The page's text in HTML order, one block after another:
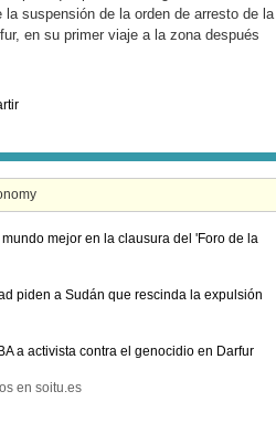
suspensión de la orden de arresto de la
en su primer viaje a la zona después
mejor en la clausura del 'Foro de la
piden a Sudán que rescinda la expulsión
a activista contra el genocidio en Darfur
en soitu.es